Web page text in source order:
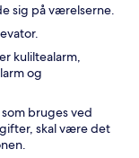
sig på værelserne.
kuliltealarm,
og
bruges ved
skal være det